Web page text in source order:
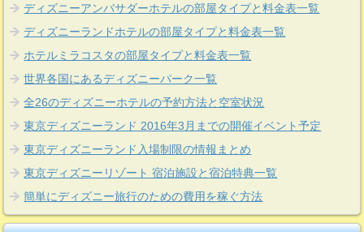
ディズニーアンバサダーホテルの部屋タイプと料金表一覧
ディズニーランドホテルの部屋タイプと料金表一覧
ホテルミラコスタの部屋タイプと料金表一覧
世界各国にあるディズニーパーク一覧
全26のディズニーホテルの予約方法と空室状況
東京ディズニーランド 2016年3月までの開催イベント予定
東京ディズニーランド入場制限の情報まとめ
東京ディズニーリゾート 宿泊施設と宿泊特典一覧
簡単にディズニー旅行のための費用を稼ぐ方法